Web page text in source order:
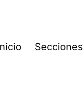
Secciones